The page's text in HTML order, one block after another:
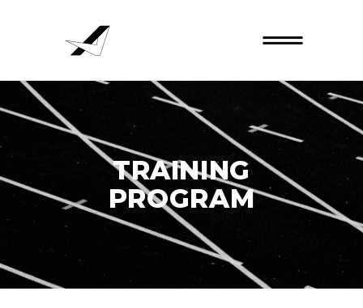
TRAINING
PROGRAM